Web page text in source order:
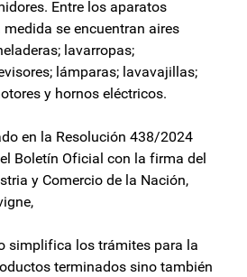
Entre los aparatos
se encuentran aires
lavarropas;
lámparas; lavavajillas;
y hornos eléctricos.
en la Resolución 438/2024
Boletín Oficial con la firma del
y Comercio de la Nación,
simplifica los trámites para la
terminados sino también